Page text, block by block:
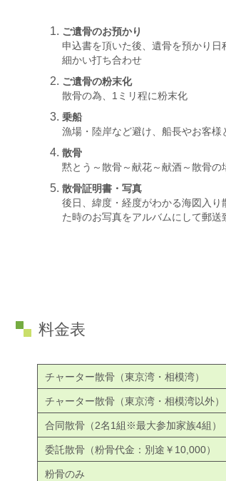
ご遺骨のお預かり
申込書を頂いた後、遺骨を預かり日
細かい打ち合わせ
ご遺骨の粉末化
散骨の為、1ミリ程に粉末化
乗船
漁場・陸岸など避け、船長やお客様
散骨
黙とう～散骨～献花～献酒～散骨の
散骨証明書・写真
後日、緯度・経度がわかる海図入り
た時のお写真をアルバムにして郵送
料金表
チャーター散骨（東京湾・相模湾）
チャーター散骨（東京湾・相模湾以外）
合同散骨（2名1組※最大参加家族4組）
委託散骨（粉骨代金：別途￥10,000）
粉骨のみ